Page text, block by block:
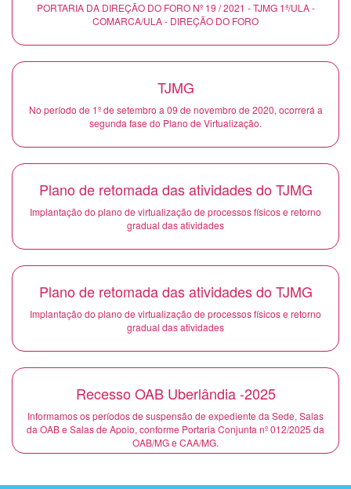
PORTARIA DA DIREÇÃO DO FORO Nº 19 / 2021 - TJMG 1ª/ULA -
COMARCA/ULA - DIREÇÃO DO FORO
TJMG
No período de 1º de setembro a 09 de novembro de 2020, ocorrerá a
segunda fase do Plano de Virtualização.
Plano de retomada das atividades do TJMG
Implantação do plano de virtualização de processos físicos e retorno
gradual das atividades
Plano de retomada das atividades do TJMG
Implantação do plano de virtualização de processos físicos e retorno
gradual das atividades
Recesso OAB Uberlândia -2025
Informamos os períodos de suspensão de expediente da Sede, Salas
da OAB e Salas de Apoio, conforme Portaria Conjunta nº 012/2025 da
OAB/MG e CAA/MG.